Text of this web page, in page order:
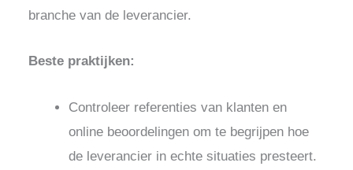
branche van de leverancier.
Beste praktijken:
Controleer referenties van klanten en
online beoordelingen om te begrijpen hoe
de leverancier in echte situaties presteert.